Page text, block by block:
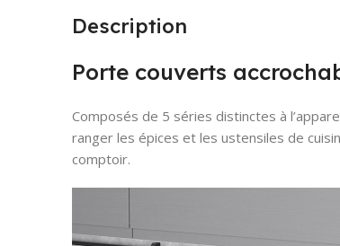
Description
Porte couverts
Composés de 5 séries distinctes à
ranger les épices et les ustensiles de
comptoir.